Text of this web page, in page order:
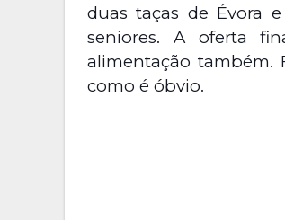
duas taças de Évora
seniores. A oferta
alimentação também.
como é óbvio.